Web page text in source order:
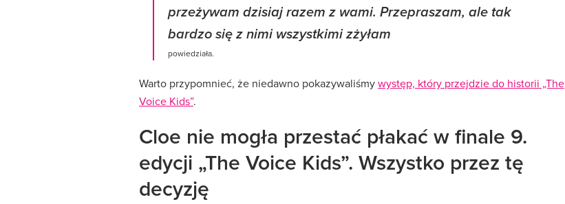
przeżywam dzisiaj razem z wami. Przepraszam, ale tak
bardzo się z nimi wszystkimi zżyłam
powiedziała.
Warto przypomnieć, że niedawno pokazywaliśmywystęp, który przejdzie do historii „The
Voice Kids”.
Cloe nie mogła przestać płakać w finale 9.
edycji „The Voice Kids”. Wszystko przez tę
decyzję